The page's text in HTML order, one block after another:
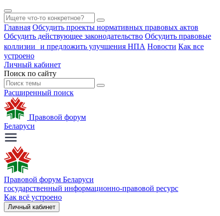
Главная Обсудить проекты нормативных правовых актов
Обсудить действующее законодательство Обсудить правовые
коллизии и предложить улучшения НПА Новости Как все
устроено
Личный кабинет
Поиск по сайту
Расширенный поиск
Правовой форум
Беларуси
Правовой форум Беларуси
государственный информационно-правовой ресурс
Как всё устроено
Личный кабинет